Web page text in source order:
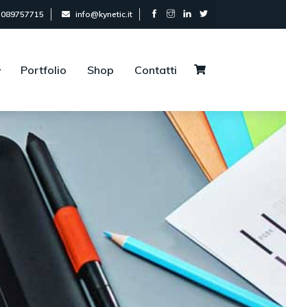
089757715 info@kynetic.it
Portfolio Shop Contatti